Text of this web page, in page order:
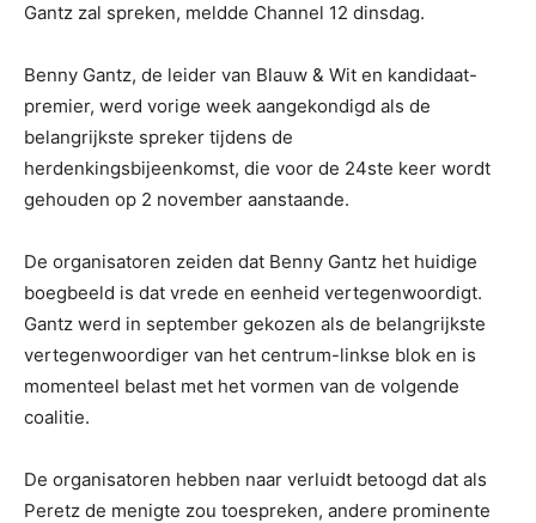
Gantz zal spreken, meldde Channel 12 dinsdag.
Benny Gantz, de leider van Blauw & Wit en kandidaat-
premier, werd vorige week aangekondigd als de
belangrijkste spreker tijdens de
herdenkingsbijeenkomst, die voor de 24ste keer wordt
gehouden op 2 november aanstaande.
De organisatoren zeiden dat Benny Gantz het huidige
boegbeeld is dat vrede en eenheid vertegenwoordigt.
Gantz werd in september gekozen als de belangrijkste
vertegenwoordiger van het centrum-linkse blok en is
momenteel belast met het vormen van de volgende
coalitie.
De organisatoren hebben naar verluidt betoogd dat als
Peretz de menigte zou toespreken, andere prominente